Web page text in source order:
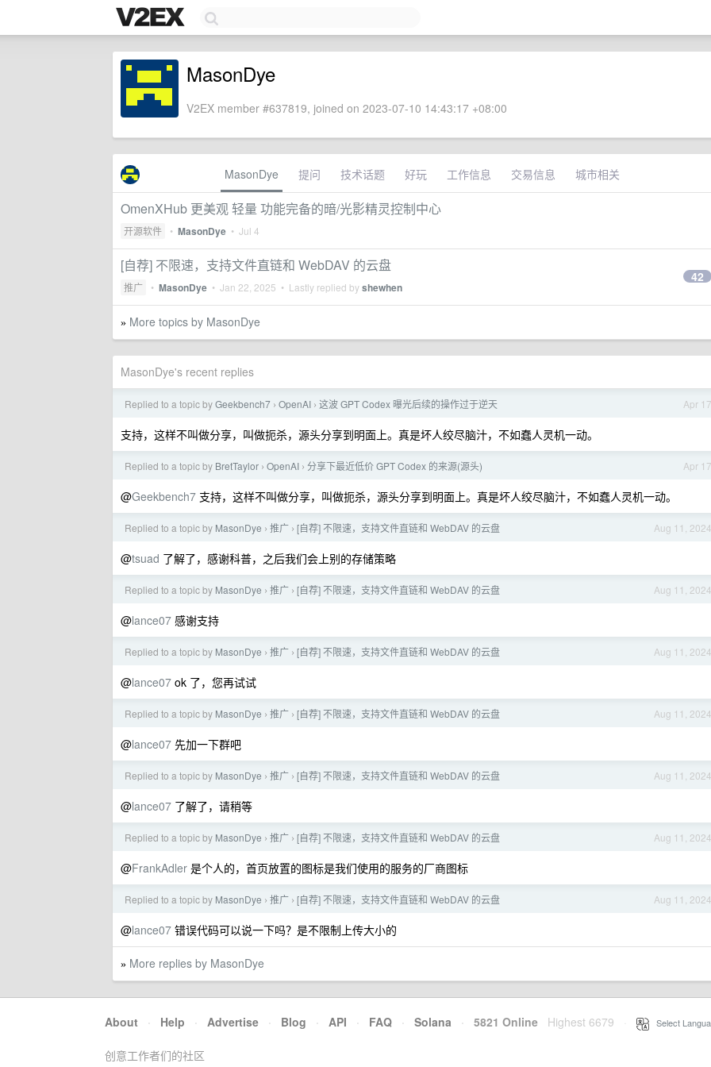
MasonDye
V2EX member #637819, joined on 2023-07-10 14:43:17 +08:00
MasonDye 提问 技术话题 好玩 工作信息 交易信息 城市相关
OmenXHub 更美观 轻量 功能完备的暗/光影精灵控制中心
开源软件 • MasonDye • Jul 4
[自荐] 不限速，支持文件直链和 WebDAV 的云盘
推广 • MasonDye • Jan 22, 2025 • Lastly replied byshewhen
42
» More topics by MasonDye
MasonDye's recent replies
Apr 17
Replied to a topic byGeekbench7 › OpenAI › 这波 GPT Codex 曝光后续的操作过于逆天
支持，这样不叫做分享，叫做扼杀，源头分享到明面上。真是坏人绞尽脑汁，不如蠢人灵机一动。
Apr 17
Replied to a topic by BretTaylor › OpenAI › 分享下最近低价 GPT Codex 的来源(源头)
@Geekbench7 支持，这样不叫做分享，叫做扼杀，源头分享到明面上。真是坏人绞尽脑汁，不如蠢人灵机一动。
Aug 11, 2024
Replied to a topic by MasonDye › 推广 › [自荐] 不限速，支持文件直链和 WebDAV 的云盘
@tsuad 了解了，感谢科普，之后我们会上别的存储策略
Aug 11, 2024
Replied to a topic by MasonDye › 推广 › [自荐] 不限速，支持文件直链和 WebDAV 的云盘
@lance07 感谢支持
Aug 11, 2024
Replied to a topic by MasonDye › 推广 › [自荐] 不限速，支持文件直链和 WebDAV 的云盘
@lance07 ok 了，您再试试
Aug 11, 2024
Replied to a topic by MasonDye › 推广 › [自荐] 不限速，支持文件直链和 WebDAV 的云盘
@lance07 先加一下群吧
Aug 11, 2024
Replied to a topic by MasonDye › 推广 › [自荐] 不限速，支持文件直链和 WebDAV 的云盘
@lance07 了解了，请稍等
Aug 11, 2024
Replied to a topic by MasonDye › 推广 › [自荐] 不限速，支持文件直链和 WebDAV 的云盘
@FrankAdler 是个人的，首页放置的图标是我们使用的服务的厂商图标
Aug 11, 2024
Replied to a topic by MasonDye › 推广 › [自荐] 不限速，支持文件直链和 WebDAV 的云盘
@lance07 错误代码可以说一下吗？是不限制上传大小的
» More replies by MasonDye
About · Help · Advertise · Blog · API · FAQ · Solana · 5821 Online Highest 6679 Select
创意工作者们的社区